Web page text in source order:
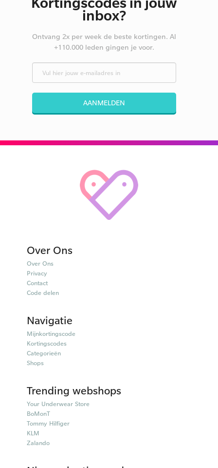
inbox?
Ontvang 2x per week de beste kortingen. Al
+110.000 leden gingen je voor.
AANMELDEN
Over Ons
Over Ons
Privacy
Contact
Code delen
Navigatie
Mijnkortingscode
Kortingscodes
Categorieën
Shops
Trending webshops
Your Underwear Store
BoMonT
Tommy Hilfiger
KLM
Zalando